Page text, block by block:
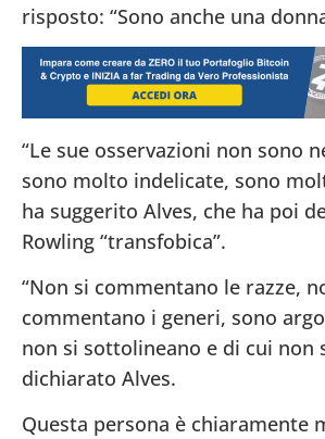
risposto: “Sono anche una
“Le sue osservazioni non sono
sono molto indelicate, sono
ha suggerito Alves, che ha poi
Rowling “transfobica”.
“Non si commentano le razze,
commentano i generi, sono
non si sottolineano e di cui non
dichiarato Alves.
Questa persona è chiaramente